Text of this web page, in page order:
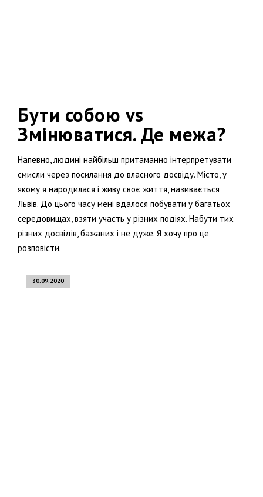
Бути собою vs
Змінюватися. Де межа?
Напевно, людині найбільш притаманно інтерпретувати
смисли через посилання до власного досвіду. Місто, у
якому я народилася і живу своє життя, називається
Львів. До цього часу мені вдалося побувати у багатьох
середовищах, взяти участь у різних подіях. Набути тих
різних досвідів, бажаних і не дуже. Я хочу про це
розповісти.
30.09.2020